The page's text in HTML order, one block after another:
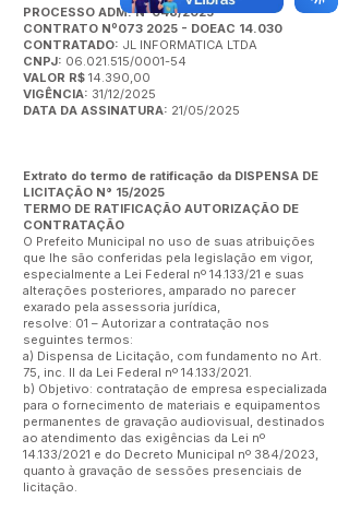
PROCESSO ADM. N°048/2025
CONTRATO Nº073 2025 - DOEAC 14.030
CONTRATADO: JL INFORMATICA LTDA
CNPJ: 06.021.515/0001-54
VALOR R$ 14.390,00
VIGÊNCIA: 31/12/2025
DATA DA ASSINATURA: 21/05/2025
Extrato do termo de ratificação da DISPENSA DE
LICITAÇÃO N° 15/2025
TERMO DE RATIFICAÇÃO AUTORIZAÇÃO DE
CONTRATAÇÃO
O Prefeito Municipal no uso de suas atribuições
que lhe são conferidas pela legislação em vigor,
especialmente a Lei Federal nº 14.133/21 e suas
alterações posteriores, amparado no parecer
exarado pela assessoria jurídica,
resolve: 01 – Autorizar a contratação nos
seguintes termos:
a) Dispensa de Licitação, com fundamento no Art.
75, inc. II da Lei Federal nº 14.133/2021.
b) Objetivo: contratação de empresa especializada
para o fornecimento de materiais e equipamentos
permanentes de gravação audiovisual, destinados
ao atendimento das exigências da Lei nº
14.133/2021 e do Decreto Municipal nº 384/2023,
quanto à gravação de sessões presenciais de
licitação.